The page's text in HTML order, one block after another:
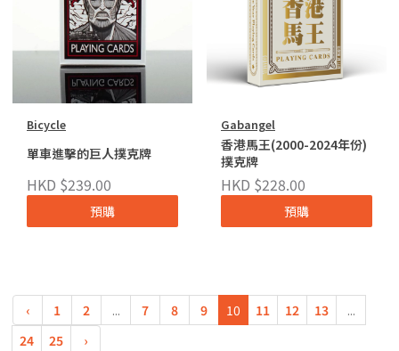
Bicycle
單車進擊的巨人撲克牌
HKD $239.00
預購
Gabangel
香港馬王(2000-2024年份)
撲克牌
HKD $228.00
預購
‹ 1 2 ... 7 8 9 10 11 12 13
...
24
25 ›